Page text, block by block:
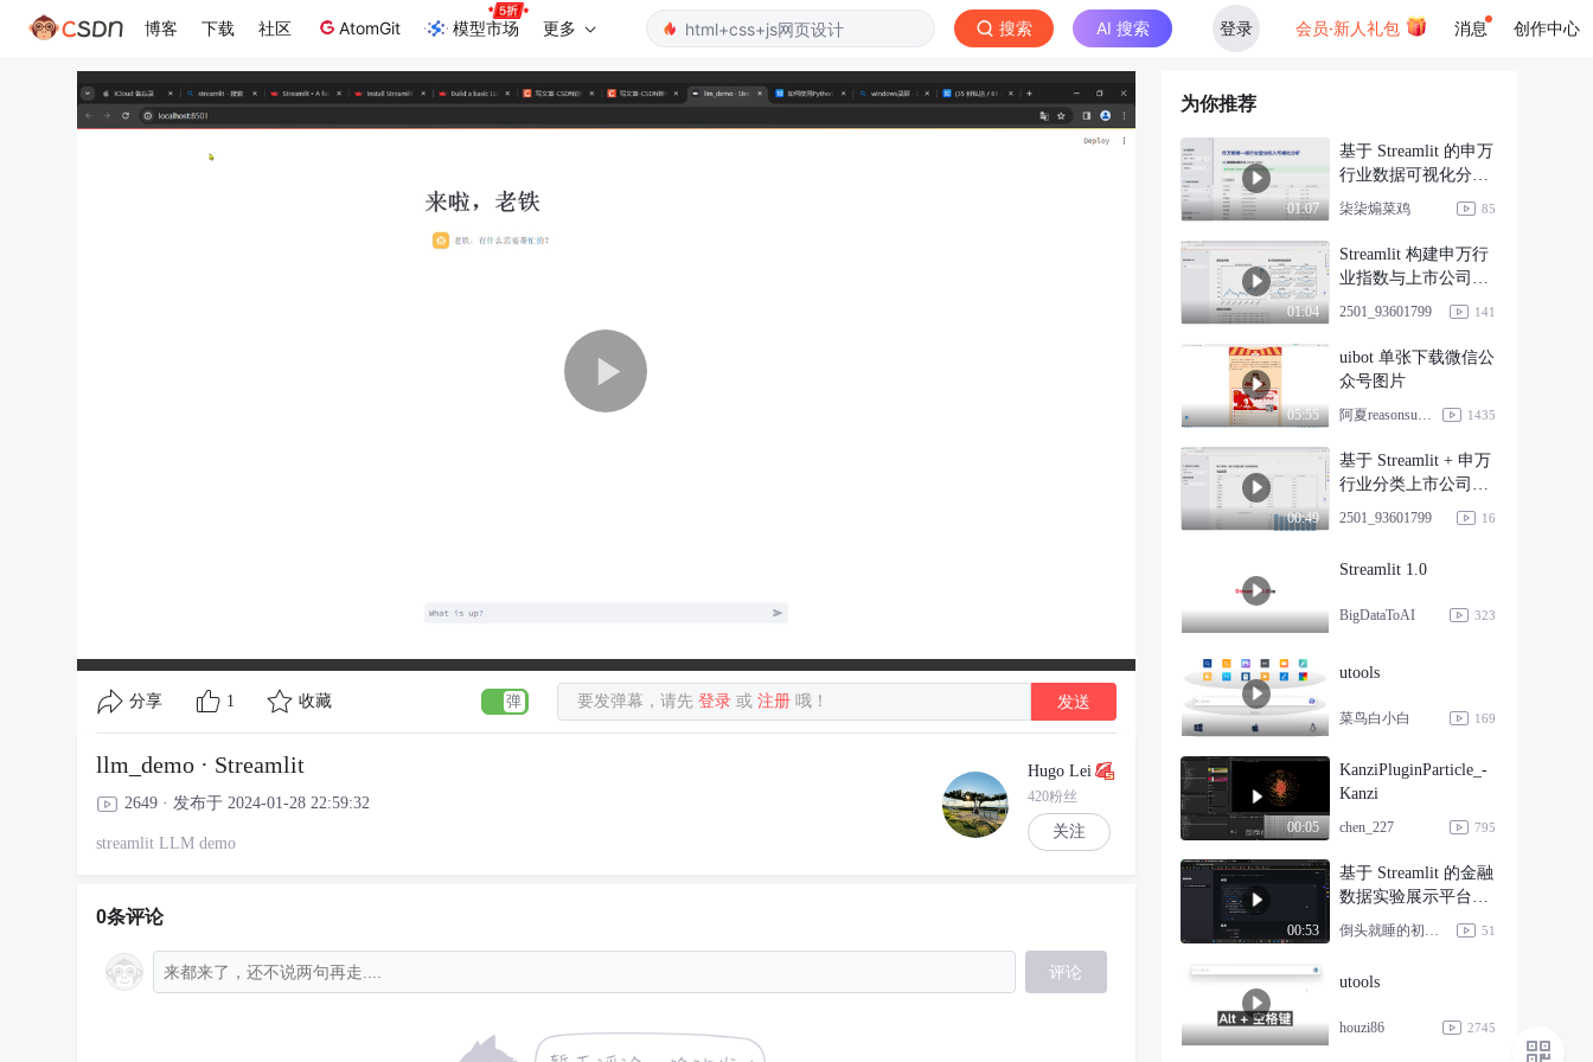
博客 下载 社区 AtomGit 模型市场 更多 搜索 AI 搜索 登录 会员·新人礼包 消息 创作中心
分享 1 收藏 要发弹幕，请先登录 或注册 哦！ 发送
llm_demo · Streamlit
2649 · 发布于 2024-01-28 22:59:32
streamlit LLM demo
Hugo Lei
420粉丝
关注
0条评论
评论
为你推荐
01:07
基于 Streamlit 的申万
行业数据可视化分析
应用开发
柒柒煽菜鸡 85
01:04
Streamlit 构建申万行
业指数与上市公司综
合分析平台
2501_93601799 141
05:55
uibot 单张下载微信公
众号图片
1435
00:49
基于 Streamlit + 申万
行业分类上市公司财
务数据
2501_93601799 16
Streamlit 1.0
BigDataToAI 323
utools
菜鸟白小白 169
00:05
KanziPluginParticle_-
Kanzi
chen_227 795
00:53
基于 Streamlit 的金融
数据实验展示平台实
现
51
utools
houzi86 2745